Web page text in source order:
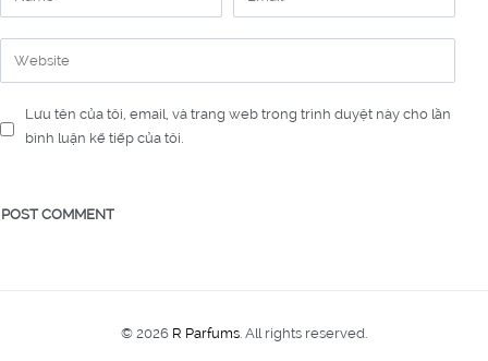
Lưu tên của tôi, email, và trang web trong trình duyệt này cho lần
bình luận kế tiếp của tôi.
© 2026 R Parfums. All rights reserved.